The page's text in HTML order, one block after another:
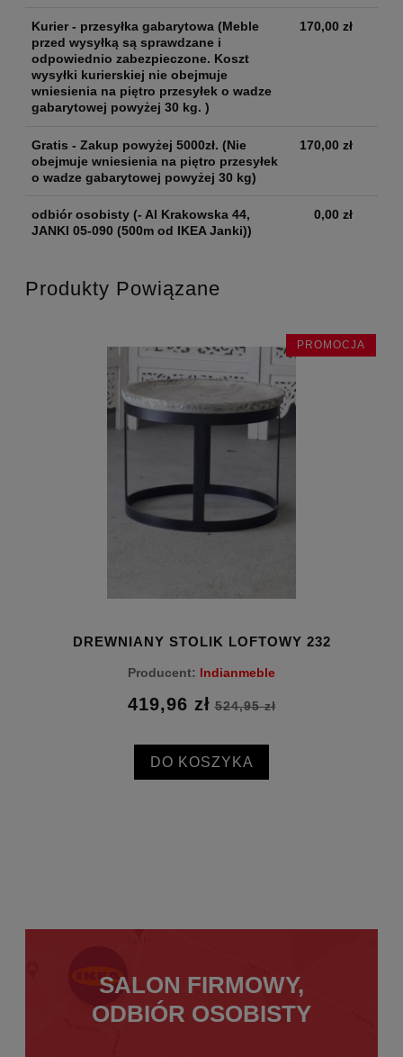
Kurier - przesyłka gabarytowa (Meble
przed wysyłką są sprawdzane i
odpowiednio zabezpieczone. Koszt
wysyłki kurierskiej nie obejmuje
wniesienia na piętro przesyłek o wadze
gabarytowej powyżej 30 kg. )
170,00 zł
Gratis - Zakup powyżej 5000zł. (Nie
obejmuje wniesienia na piętro przesyłek
o wadze gabarytowej powyżej 30 kg)
170,00 zł
odbiór osobisty (- Al Krakowska 44,
JANKI 05-090 (500m od IKEA Janki))
0,00 zł
Produkty Powiązane
DREWNIANY STOLIK LOFTOWY 232
Producent: Indianmeble
419,96 zł 524,95 zł
DO KOSZYKA
PROMOCJA
SALON FIRMOWY,
ODBIÓR OSOBISTY